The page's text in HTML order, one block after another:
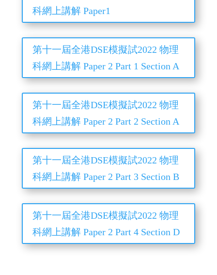
科網上講解 Paper1
第十一屆全港DSE模擬試2022 物理
科網上講解 Paper 2 Part 1 Section A
第十一屆全港DSE模擬試2022 物理
科網上講解 Paper 2 Part 2 Section A
第十一屆全港DSE模擬試2022 物理
科網上講解 Paper 2 Part 3 Section B
第十一屆全港DSE模擬試2022 物理
科網上講解 Paper 2 Part 4 Section D